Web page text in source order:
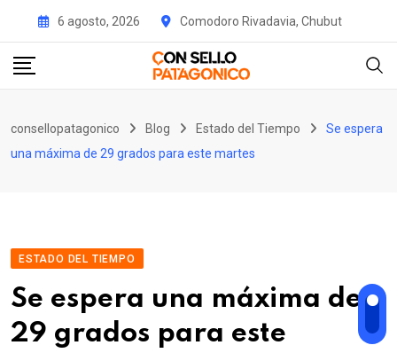
content
6 agosto, 2026 Comodoro Rivadavia, Chubut
consellopatagonico Blog Estado del Tiempo
Se espera
una máxima de 29 grados para este martes
ESTADO DEL TIEMPO
Se espera una máxima de
29 grados para este